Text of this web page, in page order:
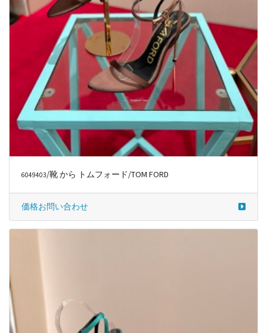
6049403/靴 から トムフォード/TOM FORD
価格お問い合わせ